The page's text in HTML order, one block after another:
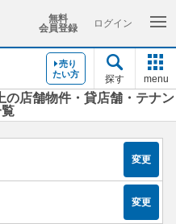
無料
会員登録
ログイン
売り
たい方
探す menu
の店舗物件・貸店舗・テナン
覧
変更
変更